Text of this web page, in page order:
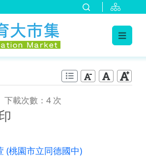
下載次數：4 次
(桃園市立同德國中)